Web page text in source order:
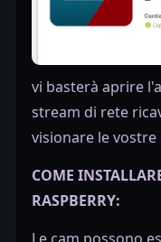
vi basterà aprire
stream di rete
visionare le
COME
RASPBERRY: